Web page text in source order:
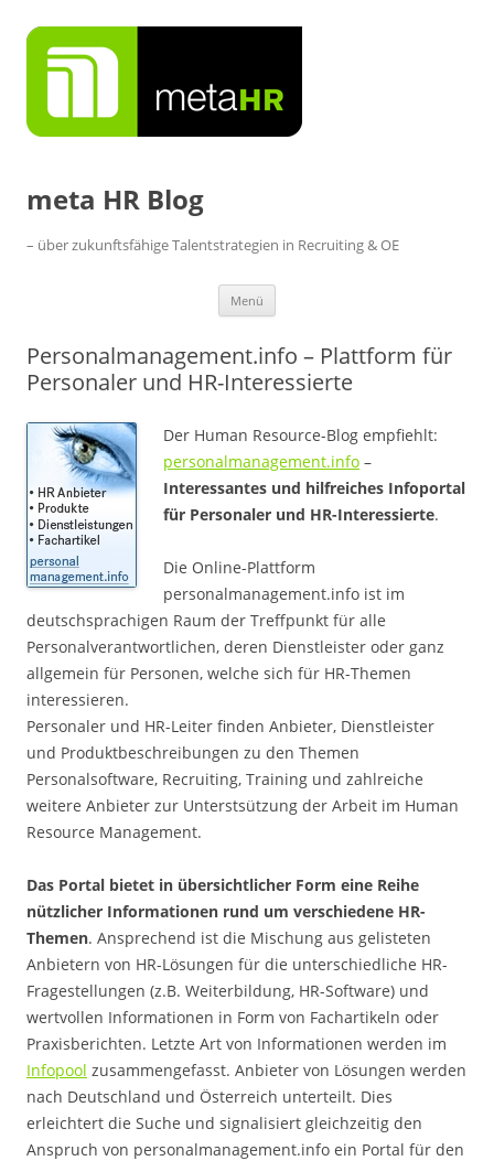
Inhalt
springen
meta HR Blog
– über zukunftsfähige Talentstrategien in Recruiting & OE
Menü
Personalmanagement.info – Plattform für
Personaler und HR-Interessierte
Der Human Resource-Blog empfiehlt:
personalmanagement.info –
Interessantes und hilfreiches Infoportal
für Personaler und HR-Interessierte.
Die Online-Plattform
personalmanagement.info ist im
deutschsprachigen Raum der Treffpunkt für alle
Personalverantwortlichen, deren Dienstleister oder ganz
allgemein für Personen, welche sich für HR-Themen
interessieren.
Personaler und HR-Leiter finden Anbieter, Dienstleister
und Produktbeschreibungen zu den Themen
Personalsoftware, Recruiting, Training und zahlreiche
weitere Anbieter zur Unterstsützung der Arbeit im Human
Resource Management.
Das Portal bietet in übersichtlicher Form eine Reihe
nützlicher Informationen rund um verschiedene HR-
Themen. Ansprechend ist die Mischung aus gelisteten
Anbietern von HR-Lösungen für die unterschiedliche HR-
Fragestellungen (z.B. Weiterbildung, HR-Software) und
wertvollen Informationen in Form von Fachartikeln oder
Praxisberichten. Letzte Art von Informationen werden im
Infopool zusammengefasst. Anbieter von Lösungen werden
nach Deutschland und Österreich unterteilt. Dies
erleichtert die Suche und signalisiert gleichzeitig den
Anspruch von personalmanagement.info ein Portal für den